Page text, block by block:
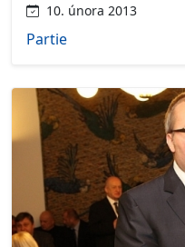
10. února 2013
Partie